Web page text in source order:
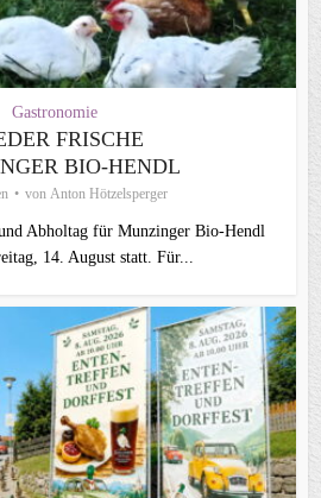
Gastronomie
FRISCHE
BIO-HENDL
von Anton Hötzelsperger
Abholtag für Munzinger Bio-Hendl
14. August statt. Für...